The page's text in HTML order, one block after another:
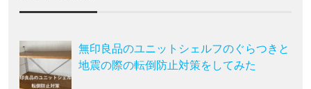
無印良品のユニットシェルフのぐらつきと
地震の際の転倒防止対策をしてみた